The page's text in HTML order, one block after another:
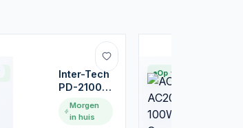
Inter-Tech
PD-2100 |
USB-C
Oplader
Morgen
in huis
Op voorraad